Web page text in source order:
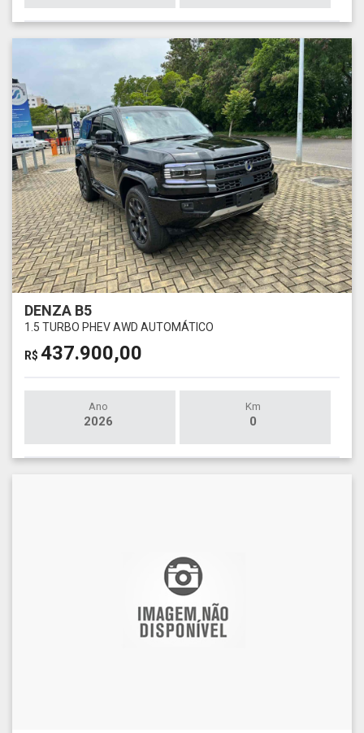
DENZA B5
1.5 TURBO PHEV AWD AUTOMÁTICO
R$ 437.900,00
Ano
2026
Km
0